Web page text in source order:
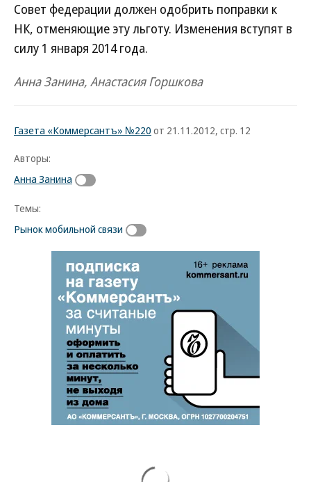
Совет федерации должен одобрить поправки к
НК, отменяющие эту льготу. Изменения вступят в
силу 1 января 2014 года.
Анна Занина, Анастасия Горшкова
Газета «Коммерсантъ» №220 от 21.11.2012, стр. 12
Авторы:
Анна Занина
Темы:
Рынок мобильной связи